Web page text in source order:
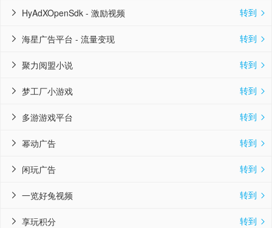
HyAdXOpenSdk - 激励视频
 转到 
海星广告平台 - 流量变现
 转到 
聚力阅盟小说
 转到 
梦工厂小游戏
 转到 
多游游戏平台
 转到 
幂动广告
 转到 
闲玩广告
 转到 
一览好兔视频
 转到 
享玩积分
 转到 